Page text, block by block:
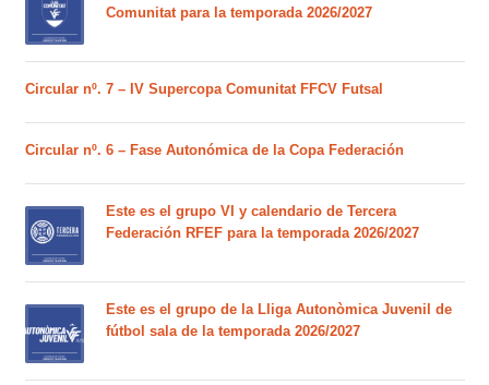
Comunitat para la temporada 2026/2027
Circular nº. 7 – IV Supercopa Comunitat FFCV Futsal
Circular nº. 6 – Fase Autonómica de la Copa Federación
Este es el grupo VI y calendario de Tercera
Federación RFEF para la temporada 2026/2027
Este es el grupo de la Lliga Autonòmica Juvenil de
fútbol sala de la temporada 2026/2027